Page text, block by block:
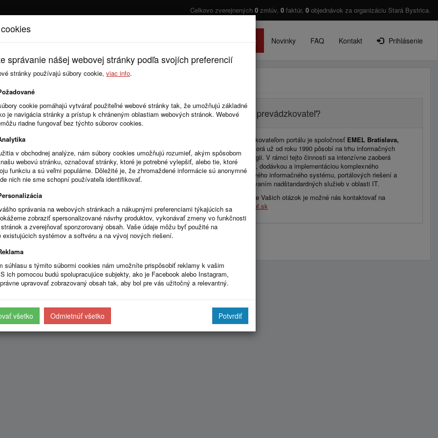
Celkovo zverejnených 0 zmlúv, 0 faktúr, 0 objednávok za organizáciu Stará Bystrica.
Úvod Cenník O projekte Novinky FAQ Kontakt Prihlásenie
a rýchlo
ktorého sa rýchlo a spoľahlivo zverejnia informácie o zmluvách,
a ostatným povinným organizáciam verejnej správy zverejňovať
predpisov, ktorý nadobudol účinnosť 1.1.2011.
potrebných informácii na webovej stránke z pohodlia kancelárie
organizácie, ktorým poskytne jednoduché prehľady
registrovaných užívateľov , ktorými sú povinné organizácie
registra s možnosťou zaevidovať, upraviť resp. zmazať zmluvu,
Kto je prevádzkovateľ?
Prevádzkovateľom portálu je spoločnosť EMEL Bratislava,
, ktorá už od roku 1990 pôsobí na trhu informačných
technológii. V rámci tejto činnosti sa intenzívne zaoberá
vývojom, dodávkou a implementáciou komplexného
podnikového informačného systému, portálových riešení a
poskytovaním nadštandardných služieb v oblasti IT.
V prípade Vašich otázok je možné nás kontaktovať na
info@rzof.sk
správanie nášej webovej stránky podľa svojích preferencií
stránky používajú súbory cookie, viac info.
cookie pomáhajú vytvárať použiteľné webové stránky tak, že umožňujú základné
je navigácia stránky a prístup k chráneným oblastiam webových stránok. Webové
riadne fungovať bez týchto súborov cookies.
v obchodnej analýze, nám súbory cookies umožňujú rozumieť, akým spôsobom
webovú stránku, označovať stránky, ktoré je potrebné vylepšiť, alebo tie, ktoré
funkciu a sú veľmi populárne. Dôležité je, že zhromaždené informácie sú anonymné
nich nie sme schopní používateľa identifikovať.
správania na webových stránkach a nákupnými preferenciami týkajúcich sa
zobraziť spersonalizované návrhy produktov, vykonávať zmeny vo funkčnosti
a zverejňovať sponzorovaný obsah. Vaše údaje môžu byť použité na
existujúcich systémov a softvéru a na vývoj nových riešení.
súhlasu s týmito súbormi cookies nám umožníte prispôsobiť reklamy k vašim
ich pomocou budú spolupracujúce subjekty, ako je Facebook alebo Instagram,
upravovať zobrazovaný obsah tak, aby bol pre vás užitočný a relevantný.
všetko Odmietnúť všetko Potvrdiť